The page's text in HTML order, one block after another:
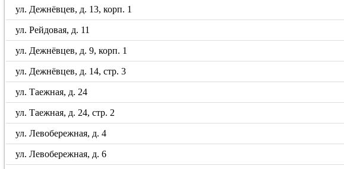
ул. Дежнёвцев, д. 13, корп. 1
ул. Рейдовая, д. 11
ул. Дежнёвцев, д. 9, корп. 1
ул. Дежнёвцев, д. 14, стр. 3
ул. Таежная, д. 24
ул. Таежная, д. 24, стр. 2
ул. Левобережная, д. 4
ул. Левобережная, д. 6